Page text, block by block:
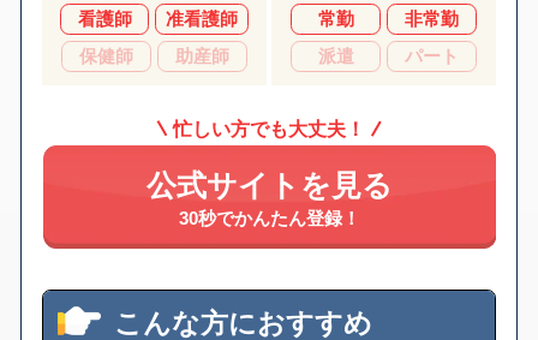
看護師
准看護師
保健師
助産師
常勤
非常勤
派遣
パート
忙しい方でも大丈夫！
公式サイトを見る
30秒でかんたん登録！
こんな方におすすめ